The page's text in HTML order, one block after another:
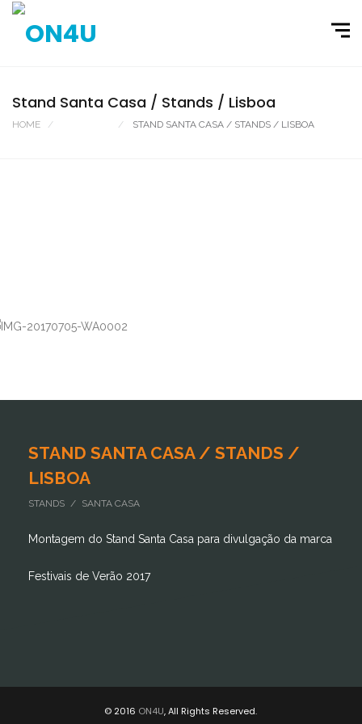
Stand Santa Casa / Stands / Lisboa
HOME STAND SANTA CASA / STANDS / LISBOA
STAND SANTA CASA / STANDS /
LISBOA
STANDS / SANTA CASA
Montagem do Stand Santa Casa para divulgação da marca
Festivais de Verão 2017
© 2016 ON4U, All Rights Reserved.